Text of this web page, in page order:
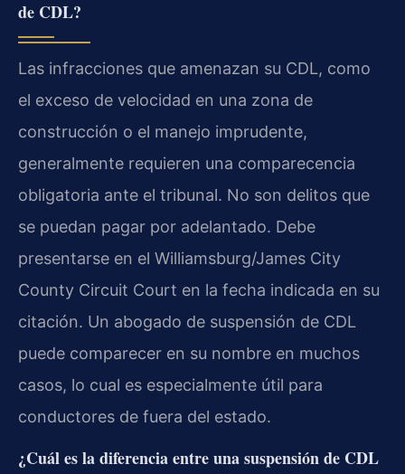
de CDL?
Las infracciones que amenazan su CDL, como
el exceso de velocidad en una zona de
construcción o el manejo imprudente,
generalmente requieren una comparecencia
obligatoria ante el tribunal. No son delitos que
se puedan pagar por adelantado. Debe
presentarse en el Williamsburg/James City
County Circuit Court en la fecha indicada en su
citación. Un abogado de suspensión de CDL
puede comparecer en su nombre en muchos
casos, lo cual es especialmente útil para
conductores de fuera del estado.
¿Cuál es la diferencia entre una suspensión de CDL